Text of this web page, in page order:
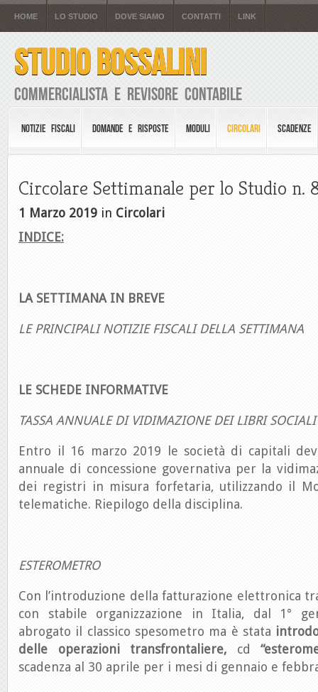
HOME LO STUDIO DOVE SIAMO CONTATTI LINK
STUDIO BOSSALINI
Commercialista e Revisore Contabile
NOTIZIE FISCALI DOMANDE E RISPOSTE MODULI CIRCOLARI SCADENZE
Circolare Settimanale per lo Studio n.
1 Marzo 2019 in Circolari
INDICE:
LA SETTIMANA IN BREVE
LE PRINCIPALI NOTIZIE FISCALI DELLA SETTIMANA
LE SCHEDE INFORMATIVE
TASSA ANNUALE DI VIDIMAZIONE DEI LIBRI SOCIALI
Entro il 16 marzo 2019 le società di capitali
annuale di concessione governativa per la
dei registri in misura forfetaria, utilizzando il
telematiche. Riepilogo della disciplina.
ESTEROMETRO
Con l’introduzione della fatturazione elettronica
con stabile organizzazione in Italia, dal 1°
abrogato il classico spesometro ma è stata
delle operazioni transfrontaliere, cd
scadenza al 30 aprile per i mesi di gennaio e